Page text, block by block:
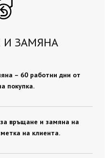
И ЗАМЯНА
– 60 работни дни от
покупка.
връщане и замяна на
на клиента.